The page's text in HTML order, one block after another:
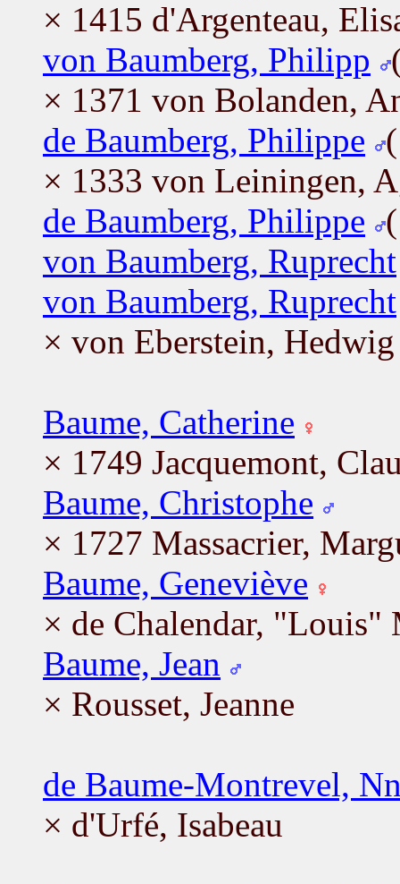
× 1415 d'Argenteau,
von Baumberg, Philipp
× 1371 von Bolanden,
de Baumberg, Philippe
× 1333 von Leiningen,
de Baumberg, Philippe
von Baumberg, Ruprecht
von Baumberg, Ruprecht
× von Eberstein, Hedwig
Baume, Catherine
× 1749 Jacquemont,
Baume, Christophe
× 1727 Massacrier,
Baume, Geneviève
× de Chalendar, "Louis"
Baume, Jean
× Rousset, Jeanne
de Baume-Montrevel,
× d'Urfé, Isabeau